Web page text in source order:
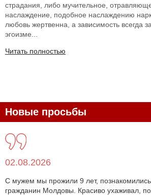
страдания, либо мучительное,
наслаждение, подобное наслаждению
любовь жертвенна, а зависимость всегда
эгоизме...
Читать полностью
Новые просьбы
02.08.2026
С мужем мы прожили 9 лет,
гражданин Молдовы. Красиво ухаживал,